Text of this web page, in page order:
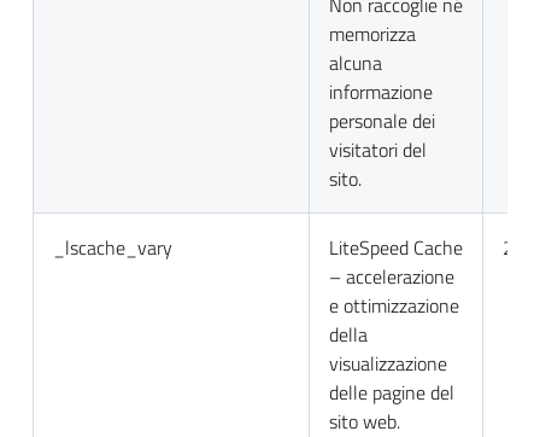
memorizza
alcuna
informazione
personale dei
visitatori del
sito.
_lscache_vary
LiteSpeed Cache
– accelerazione
e ottimizzazione
della
visualizzazione
delle pagine del
sito web.
2